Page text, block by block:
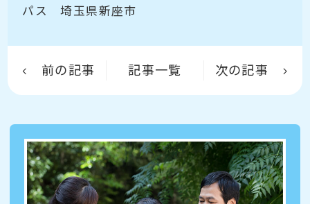
パス 埼玉県新座市
前の記事 記事一覧 次の記事